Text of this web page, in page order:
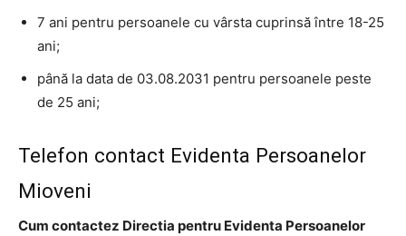
7 ani pentru persoanele cu vârsta cuprinsă între 18-25
ani;
până la data de 03.08.2031 pentru persoanele peste
de 25 ani;
Telefon contact Evidenta Persoanelor
Mioveni
Cum contactez Directia pentru Evidenta Persoanelor